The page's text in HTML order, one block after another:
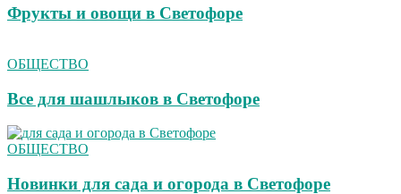
Фрукты и овощи в Светофоре
ОБЩЕСТВО
Все для шашлыков в Светофоре
ОБЩЕСТВО
Новинки для сада и огорода в Светофоре